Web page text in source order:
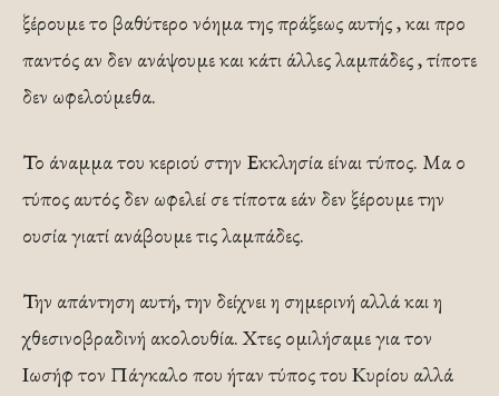
ξέρουμε το βαθύτερο νόημα της πράξεως αυτής , και προ
παντός αν δεν ανάψουμε και κάτι άλλες λαμπάδες , τίποτε
δεν ωφελούμεθα.
Το άναμμα του κεριού στην Εκκλησία είναι τύπος. Μα ο
τύπος αυτός δεν ωφελεί σε τίποτα εάν δεν ξέρουμε την
ουσία γιατί ανάβουμε τις λαμπάδες.
Την απάντηση αυτή, την δείχνει η σημερινή αλλά και η
χθεσινοβραδινή ακολουθία. Χτες ομιλήσαμε για τον
Ιωσήφ τον Πάγκαλο που ήταν τύπος του Κυρίου αλλά